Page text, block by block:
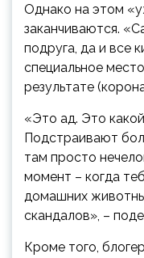
Однако на этом
заканчиваются.
подруга, да и все
специальное
результате
«Это ад. Это
Подстраивают
там просто
момент – когда
домашних
скандалов», –
Кроме того,